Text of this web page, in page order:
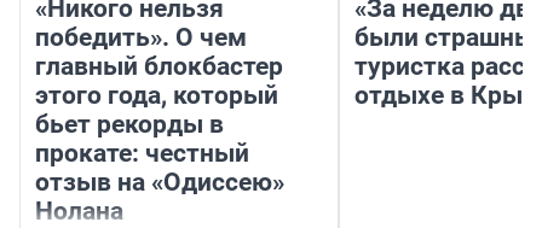
«Никого нельзя
победить». О чем
главный блокбастер
этого года, который
бьет рекорды в
прокате: честный
отзыв на «Одиссею»
Нолана
«За неделю
были
туристка
отдыхе в